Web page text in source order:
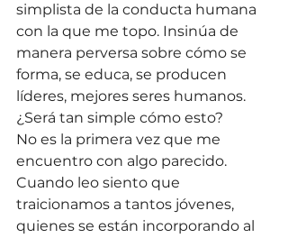
simplista de la conducta humana
con la que me topo. Insinúa de
manera perversa sobre cómo se
forma, se educa, se producen
líderes, mejores seres humanos.
¿Será tan simple cómo esto?
No es la primera vez que me
encuentro con algo parecido.
Cuando leo siento que
traicionamos a tantos jóvenes,
quienes se están incorporando al